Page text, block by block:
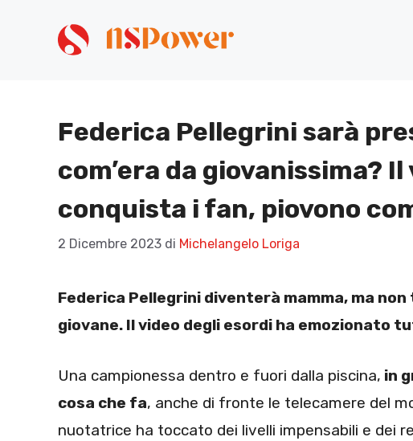
Federica Pellegrini sarà
com’era da giovanissima?
conquista i fan, piovono
2 Dicembre 2023 di Michelangelo Loriga
Federica Pellegrini diventerà mamma, ma
giovane. Il video degli esordi ha emozionato
Una campionessa dentro e fuori dalla piscina, in
cosa che fa, anche di fronte le telecamere del
nuotatrice ha toccato dei livelli impensabili e dei